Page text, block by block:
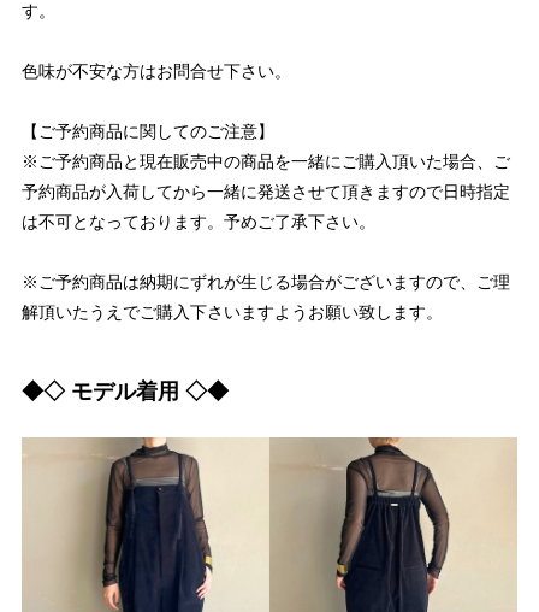
す。
色味が不安な方はお問合せ下さい。
【ご予約商品に関してのご注意】
※ご予約商品と現在販売中の商品を一緒にご購入頂いた場合、ご
予約商品が入荷してから一緒に発送させて頂きますので日時指定
は不可となっております。予めご了承下さい。
※ご予約商品は納期にずれが生じる場合がございますので、ご理
解頂いたうえでご購入下さいますようお願い致します。
◆◇ モデル着用 ◇◆